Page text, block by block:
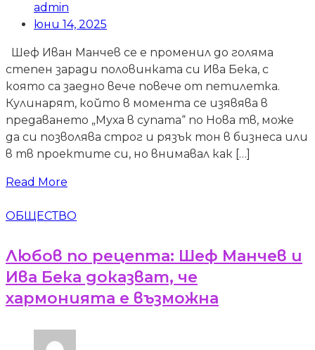
admin
юни 14, 2025
Шеф Иван Манчев се е променил до голяма
степен заради половинката си Ива Бека, с
която са заедно вече повече от петилетка.
Кулинарят, който в момента се изявява в
предаването „Муха в супата“ по Нова тв, може
да си позволява строг и рязък тон в бизнеса или
в тв проектите си, но внимавал как […]
Read More
ОБЩЕСТВО
Любов по рецепта: Шеф Манчев и
Ива Бека доказват, че
хармонията е възможна